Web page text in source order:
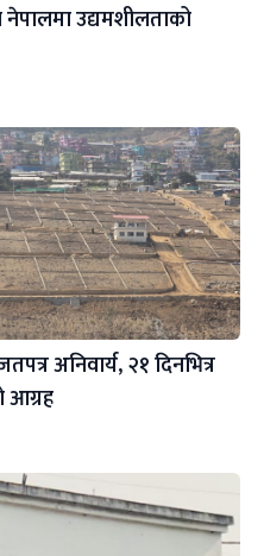
उद्यमशीलताको
अनिवार्य, २१ दिनभित्र
आग्रह